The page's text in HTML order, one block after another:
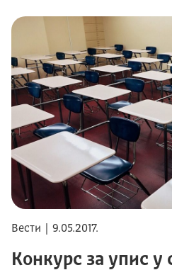
Вести | 9.05.2017.
Конкурс за упис